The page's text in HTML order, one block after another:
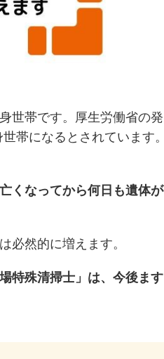
世帯です。厚生労働省の発
帯になるとされています。
くなってから何日も遺体が
必然的に増えます。
場特殊清掃士」は、今後ます